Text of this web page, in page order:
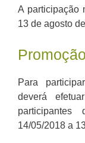
A participação
13 de agosto
Para
deverá
14/05/2018 a